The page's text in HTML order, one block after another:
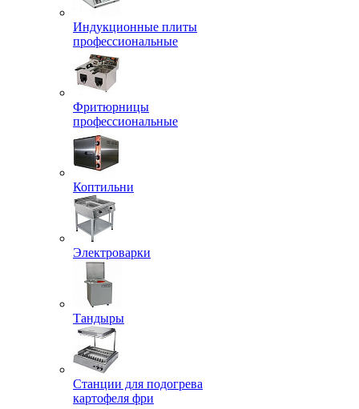
Индукционные плиты
профессиональные
Фритюрницы
профессиональные
Коптильни
Электроварки
Тандыры
Станции для подогрева
картофеля фри